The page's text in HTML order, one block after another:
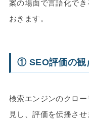
案の場面で言語化で
おきます。
① SEO評価の観
検索エンジンのクロ
見し、評価を伝播さ